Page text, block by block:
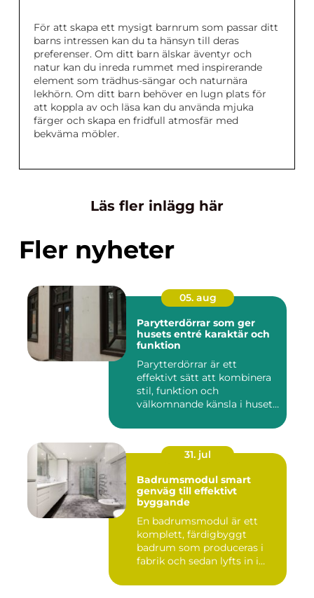
För att skapa ett mysigt barnrum som passar ditt
barns intressen kan du ta hänsyn till deras
preferenser. Om ditt barn älskar äventyr och
natur kan du inreda rummet med inspirerande
element som trädhus-sängar och naturnära
lekhörn. Om ditt barn behöver en lugn plats för
att koppla av och läsa kan du använda mjuka
färger och skapa en fridfull atmosfär med
bekväma möbler.
Läs fler inlägg här
Fler nyheter
05. aug
Parytterdörrar som ger
husets entré karaktär och
funktion
Parytterdörrar är ett
effektivt sätt att kombinera
stil, funktion och
välkomnande känsla i husets
31. jul
Badrumsmodul smart
genväg till effektivt
byggande
En badrumsmodul är ett
komplett, färdigbyggt
badrum som produceras i
fabrik och sedan lyfts in i